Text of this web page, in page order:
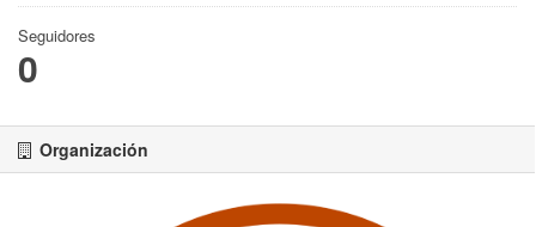
Seguidores
0
Organización